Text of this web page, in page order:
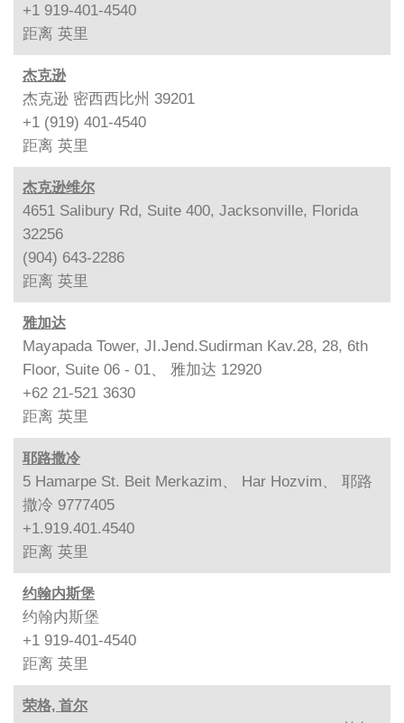
+1 919-401-4540
距离 英里
杰克逊
杰克逊 密西西比州 39201
+1 (919) 401-4540
距离 英里
杰克逊维尔
4651 Salibury Rd, Suite 400, Jacksonville, Florida
32256
(904) 643-2286
距离 英里
雅加达
Mayapada Tower, JI.Jend.Sudirman Kav.28, 28, 6th
Floor, Suite 06 - 01、 雅加达 12920
+62 21-521 3630
距离 英里
耶路撒冷
5 Hamarpe St. Beit Merkazim、 Har Hozvim、 耶路
撒冷 9777405
+1.919.401.4540
距离 英里
约翰内斯堡
约翰内斯堡
+1 919-401-4540
距离 英里
荣格, 首尔